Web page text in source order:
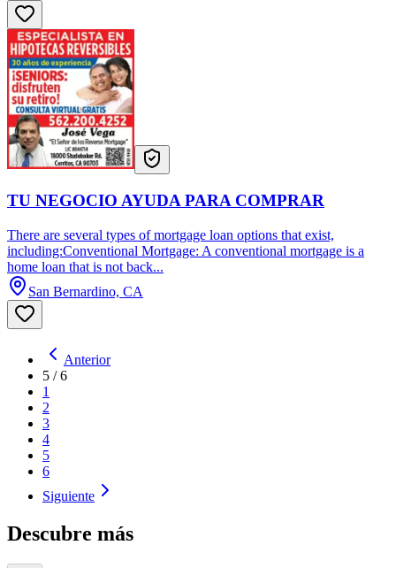
TU NEGOCIO AYUDA PARA COMPRAR
There are several types of mortgage loan options that exist,
including:Conventional Mortgage: A conventional mortgage is a
home loan that is not back...
San Bernardino, CA
Anterior
5 /6
1
2
3
4
5
6
Siguiente
Descubre más